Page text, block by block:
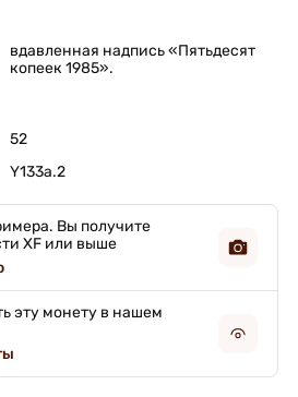
вдавленная надпись «Пятьдесят
копеек 1985».
52
Y133a.2
Вы получите
XF или выше
эту монету в нашем